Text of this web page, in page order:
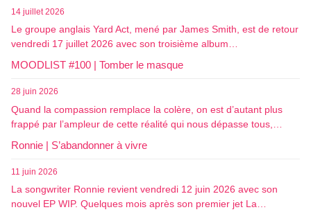
14 juillet 2026
Le groupe anglais Yard Act, mené par James Smith, est de retour
vendredi 17 juillet 2026 avec son troisième album…
MOODLIST #100 | Tomber le masque
28 juin 2026
Quand la compassion remplace la colère, on est d’autant plus
frappé par l’ampleur de cette réalité qui nous dépasse tous,…
Ronnie | S’abandonner à vivre
11 juin 2026
La songwriter Ronnie revient vendredi 12 juin 2026 avec son
nouvel EP WIP. Quelques mois après son premier jet La…